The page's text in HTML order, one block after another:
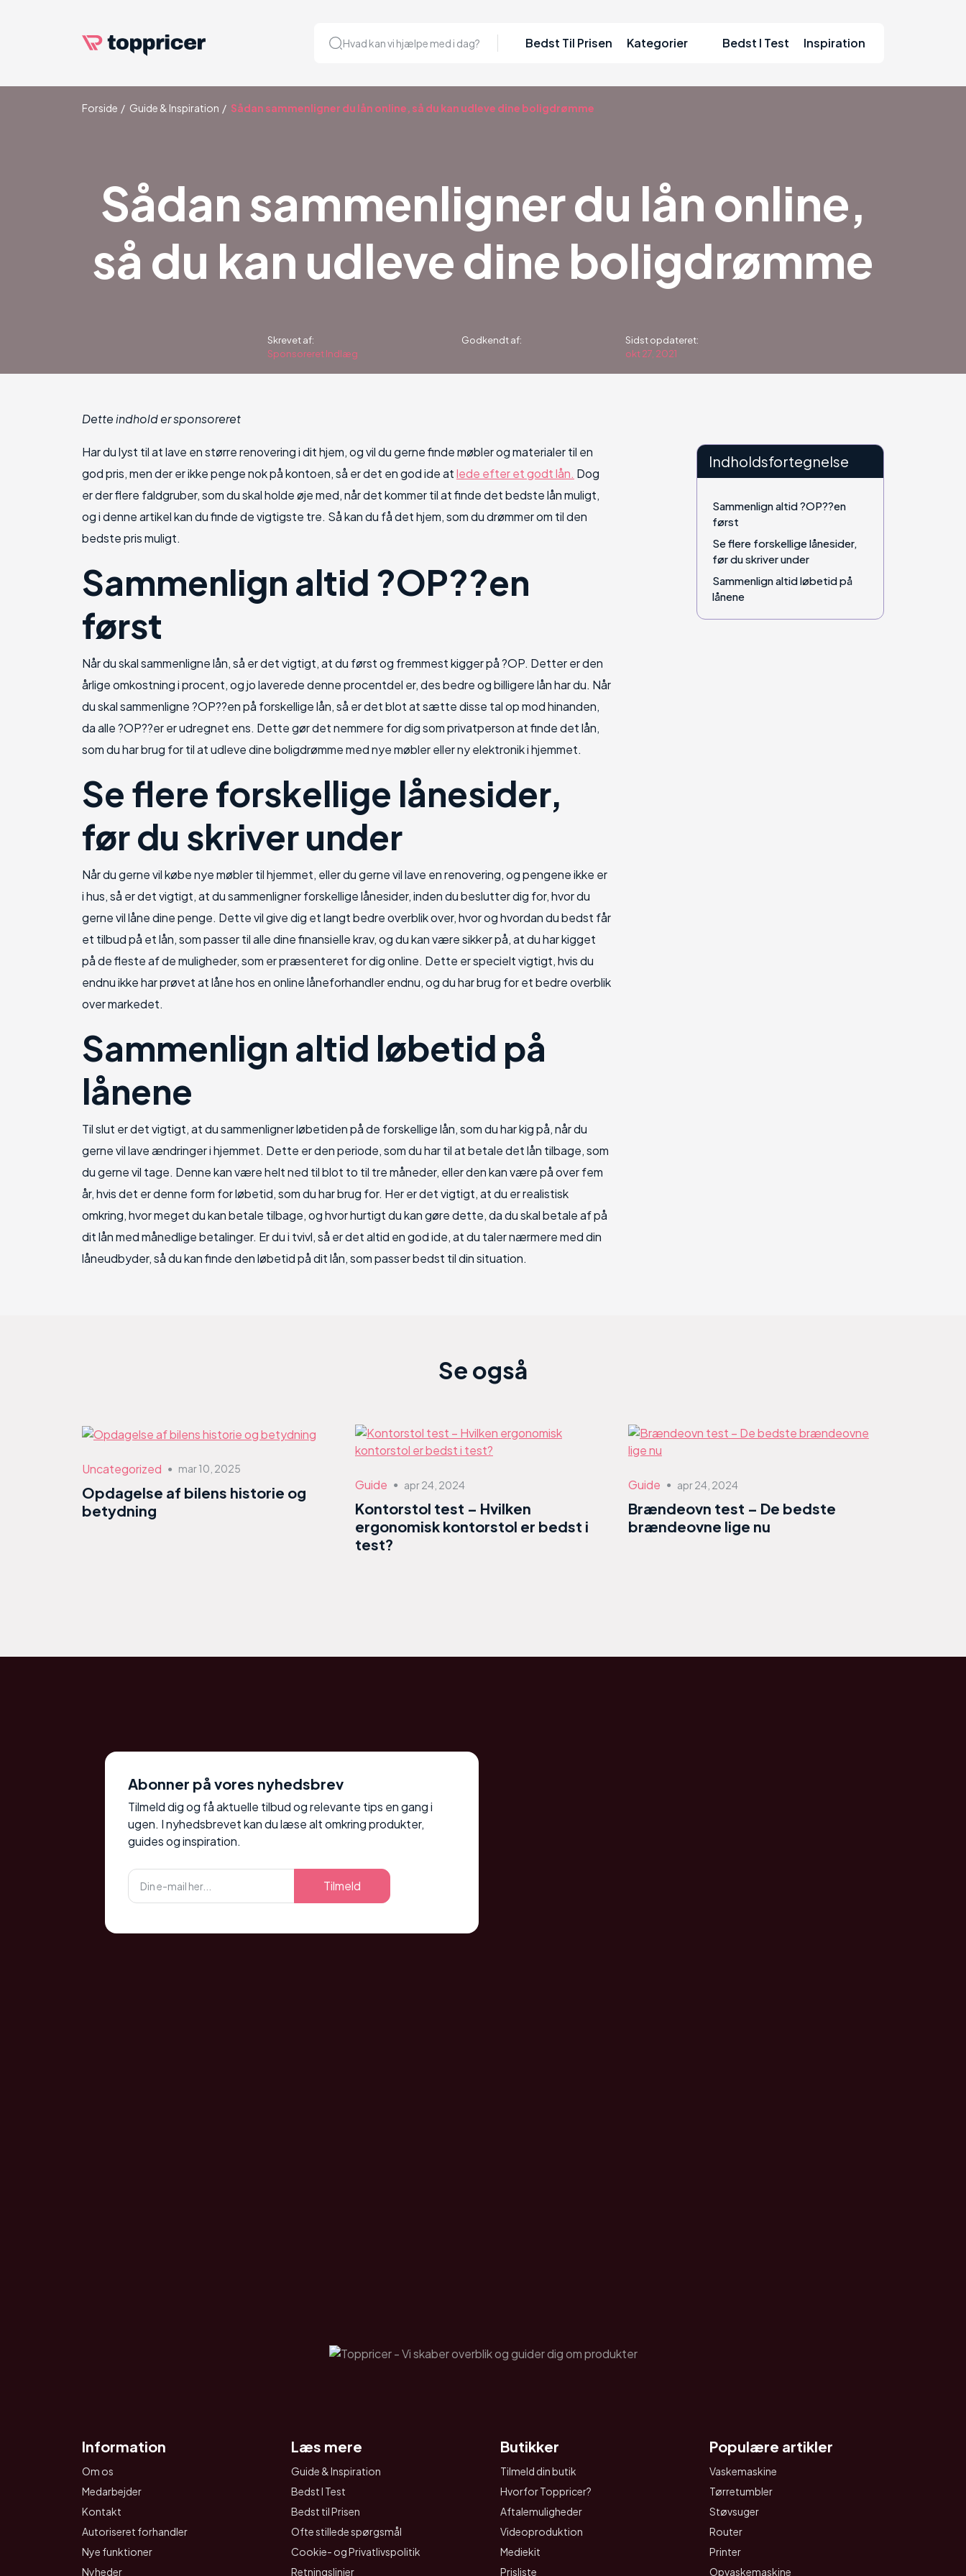
Hvad kan vi hjælpe med i dag? Bedst Til Prisen Kategorier Bedst I Test Inspiration
Forside Guide & Inspiration Sådan sammenligner du lån online, så du kan udleve dine boligdrømme
Sådan sammenligner du lån online,
så du kan udleve dine boligdrømme
Skrevet af:
Sponsoreret Indlæg
Godkendt af:
Sidst opdateret:
okt 27, 2021
Dette indhold er sponsoreret
Har du lyst til at lave en større renovering i dit hjem, og vil du gerne finde møbler og materialer til en
god pris, men der er ikke penge nok på kontoen, så er det en god ide atlede efter et godt lån. Dog
er der flere faldgruber, som du skal holde øje med, når det kommer til at finde det bedste lån muligt,
og i denne artikel kan du finde de vigtigste tre. Så kan du få det hjem, som du drømmer om til den
bedste pris muligt.
Sammenlign altid ?OP??en
først
Når du skal sammenligne lån, så er det vigtigt, at du først og fremmest kigger på ?OP. Detter er den
årlige omkostning i procent, og jo laverede denne procentdel er, des bedre og billigere lån har du. Når
du skal sammenligne ?OP??en på forskellige lån, så er det blot at sætte disse tal op mod hinanden,
da alle ?OP??er er udregnet ens. Dette gør det nemmere for dig som privatperson at finde det lån,
som du har brug for til at udleve dine boligdrømme med nye møbler eller ny elektronik i hjemmet.
Se flere forskellige lånesider,
før du skriver under
Når du gerne vil købe nye møbler til hjemmet, eller du gerne vil lave en renovering, og pengene ikke er
i hus, så er det vigtigt, at du sammenligner forskellige lånesider, inden du beslutter dig for, hvor du
gerne vil låne dine penge. Dette vil give dig et langt bedre overblik over, hvor og hvordan du bedst får
et tilbud på et lån, som passer til alle dine finansielle krav, og du kan være sikker på, at du har kigget
på de fleste af de muligheder, som er præsenteret for dig online. Dette er specielt vigtigt, hvis du
endnu ikke har prøvet at låne hos en online låneforhandler endnu, og du har brug for et bedre overblik
over markedet.
Sammenlign altid løbetid på
lånene
Til slut er det vigtigt, at du sammenligner løbetiden på de forskellige lån, som du har kig på, når du
gerne vil lave ændringer i hjemmet. Dette er den periode, som du har til at betale det lån tilbage, som
du gerne vil tage. Denne kan være helt ned til blot to til tre måneder, eller den kan være på over fem
år, hvis det er denne form for løbetid, som du har brug for. Her er det vigtigt, at du er realistisk
omkring, hvor meget du kan betale tilbage, og hvor hurtigt du kan gøre dette, da du skal betale af på
dit lån med månedlige betalinger. Er du i tvivl, så er det altid en god ide, at du taler nærmere med din
låneudbyder, så du kan finde den løbetid på dit lån, som passer bedst til din situation.
Indholdsfortegnelse
Sammenlign altid ?OP??en
først
Se flere forskellige lånesider,
før du skriver under
Sammenlign altid løbetid på
lånene
Se også
Uncategorized ● mar 10, 2025
Opdagelse af bilens historie og
betydning
Guide ● apr 24, 2024
Kontorstol test – Hvilken
ergonomisk kontorstol er bedst i
test?
Guide ● apr 24, 2024
Brændeovn test – De bedste
brændeovne lige nu
Abonner på vores nyhedsbrev
Tilmeld dig og få aktuelle tilbud og relevante tips en gang i
ugen. I nyhedsbrevet kan du læse alt omkring produkter,
guides og inspiration.
Tilmeld
Information
Om os
Medarbejder
Kontakt
Autoriseret forhandler
Nye funktioner
Nyheder
Læs mere
Guide & Inspiration
Bedst I Test
Bedst til Prisen
Ofte stillede spørgsmål
Cookie- og Privatlivspolitik
Retningslinjer
Butikker
Tilmeld din butik
Hvorfor Toppricer?
Aftalemuligheder
Videoproduktion
Mediekit
Prisliste
Populære artikler
Vaskemaskine
Tørretumbler
Støvsuger
Router
Printer
Opvaskemaskine